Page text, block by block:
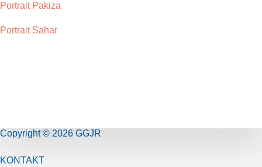
Portrait Pakiza
Portrait Sahar
Copyright © 2026 GGJR
KONTAKT